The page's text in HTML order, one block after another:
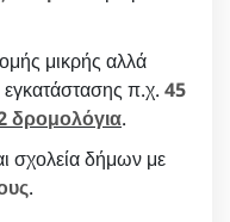
μικρής αλλά
π.χ. 45
δρομολόγια.
σχολεία δήμων με
.